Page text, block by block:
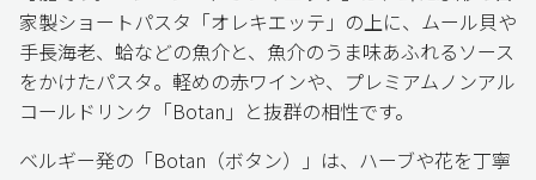
家製ショートパスタ「オレキエッテ」の上に、ムール貝や
手長海老、蛤などの魚介と、魚介のうま味あふれるソース
をかけたパスタ。軽めの赤ワインや、プレミアムノンアル
コールドリンク「Botan」と抜群の相性です。
ベルギー発の「Botan（ボタン）」は、ハーブや花を丁寧